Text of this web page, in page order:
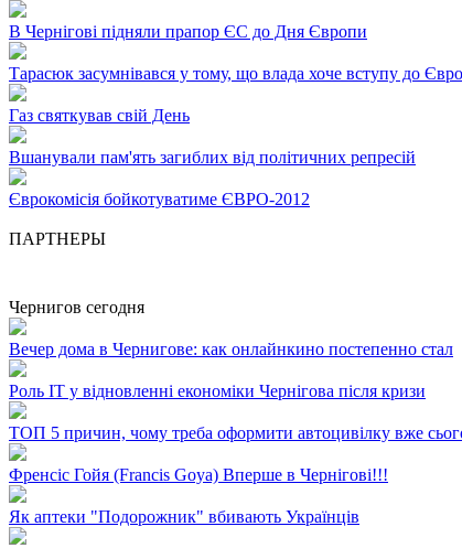
В Чернігові підняли прапор ЄС до Дня Європи
Тарасюк засумнівався у тому, що влада хоче вступу до
Газ святкував свій День
Вшанували пам'ять загиблих від політичних репресій
Єврокомісія бойкотуватиме ЄВРО-2012
ПАРТНЕРЫ
Чернигов сегодня
Вечер дома в Чернигове: как онлайнкино постепенно стал
Роль ІТ у відновленні економіки Чернігова після кризи
ТОП 5 причин, чому треба оформити автоцивілку вже
Френсіс Гойя (Francis Goya) Вперше в Чернігові!!!
Як аптеки "Подорожник" вбивають Українців